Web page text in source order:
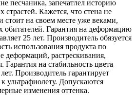
песчаника, запечатлел историю
страстей. Кажется, что стена не
стоит на своем месте уже веками,
обитателей. Гарантия на деформацию
25 лет. Производитель обязуется
использования продукта по
деформаций, растрескивания,
Гарантия на стабильность цвета
Производитель гарантирует
ультрафиолету. Допускаются
изменения оттенка.